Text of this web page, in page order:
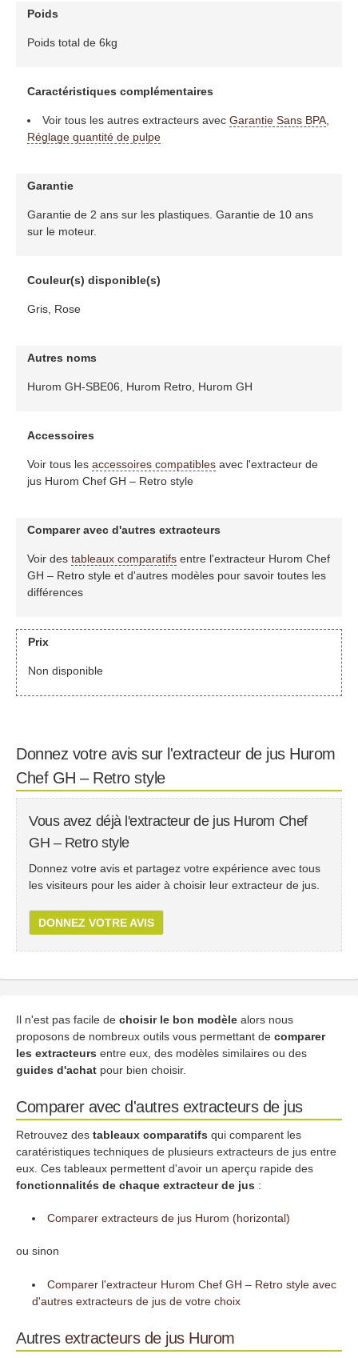
Poids
Poids total de 6kg
Caractéristiques complémentaires
Voir tous les autres extracteurs avec Garantie Sans BPA,
Réglage quantité de pulpe
Garantie
Garantie de 2 ans sur les plastiques. Garantie de 10 ans
sur le moteur.
Couleur(s) disponible(s)
Gris, Rose
Autres noms
Hurom GH-SBE06, Hurom Retro, Hurom GH
Accessoires
Voir tous les accessoires compatiblesavec l'extracteur de
jus Hurom Chef GH – Retro style
Comparer avec d'autres extracteurs
Voir des tableaux comparatifsentre l'extracteur Hurom Chef
GH – Retro style et d'autres modèles pour savoir toutes les
différences
Prix
Non disponible
Donnez votre avis sur l'extracteur de jus Hurom
Chef GH – Retro style
Vous avez déjà l'extracteur de jus Hurom Chef
GH – Retro style
Donnez votre avis et partagez votre expérience avec tous
les visiteurs pour les aider à choisir leur extracteur de jus.
DONNEZ VOTRE AVIS
Il n'est pas facile de choisir le bon modèle alors nous
proposons de nombreux outils vous permettant de comparer
les extracteurs entre eux, des modèles similaires ou des
guides d'achat pour bien choisir.
Comparer avec d'autres extracteurs de jus
Retrouvez des tableaux comparatifs qui comparent les
caratéristiques techniques de plusieurs extracteurs de jus entre
eux. Ces tableaux permettent d'avoir un aperçu rapide des
fonctionnalités de chaque extracteur de jus :
Comparer extracteurs de jus Hurom (horizontal)
ou sinon
Comparer l'extracteur Hurom Chef GH – Retro style avec
d'autres extracteurs de jus de votre choix
Autres extracteurs de jus Hurom